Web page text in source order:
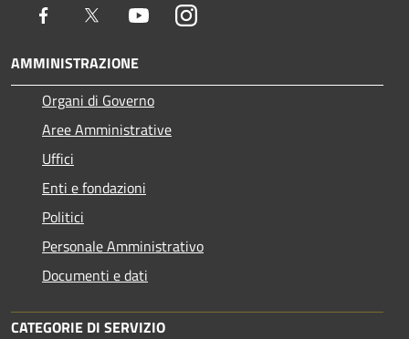
Facebook Twitter YoutubeInstagram
AMMINISTRAZIONE
Organi di Governo
Aree Amministrative
Uffici
Enti e fondazioni
Politici
Personale Amministrativo
Documenti e dati
CATEGORIE DI SERVIZIO